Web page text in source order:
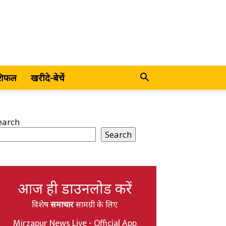
खरीदे-बेचें
Search
आज ही डाउनलोड करें
विशेषसमाचारसामग्री के लिए